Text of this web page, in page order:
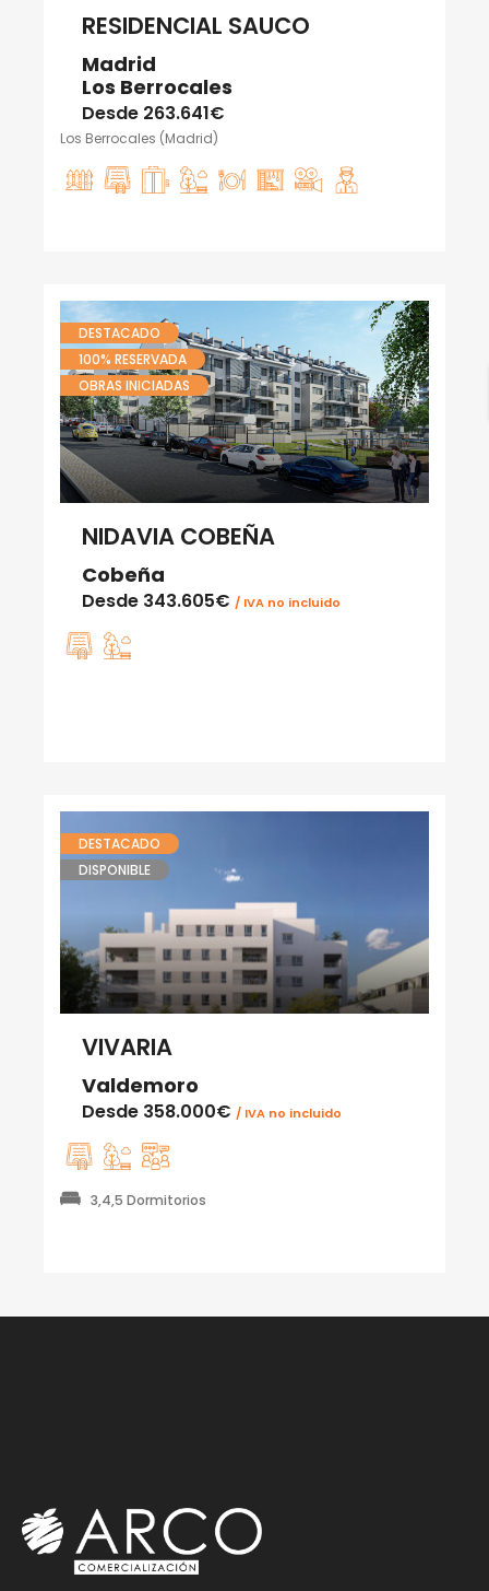
RESIDENCIAL SAUCO
Madrid
Los Berrocales
Desde 263.641€
Los Berrocales (Madrid)
DESTACADO
100% RESERVADA
OBRAS INICIADAS
NIDAVIA COBEÑA
Cobeña
Desde 343.605€ / IVA no incluido
DESTACADO
DISPONIBLE
VIVARIA
Valdemoro
Desde 358.000€ / IVA no incluido
3,4,5 Dormitorios